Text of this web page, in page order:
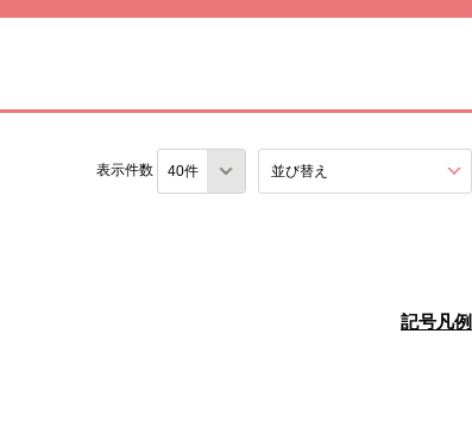
表示件数 並び替え
記号凡例